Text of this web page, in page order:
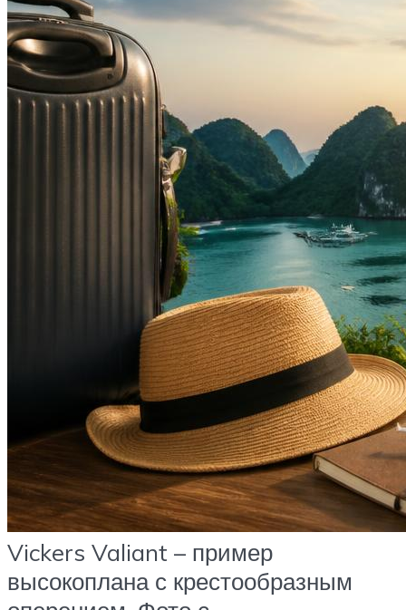
Vickers Valiant – пример
высокоплана с крестообразным